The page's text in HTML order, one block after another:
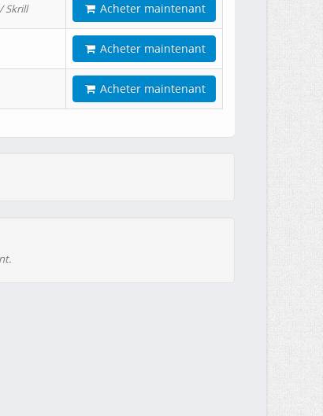
Skrill Acheter maintenant
Acheter maintenant
Acheter maintenant